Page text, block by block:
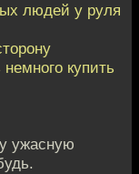
людей у руля
купить
ужасную